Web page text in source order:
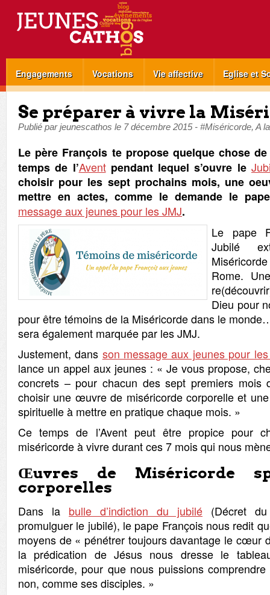
Engagements Vocations Vie affective Eglise et
Se préparer à vivre la
Publié parjeunescathos le 7 décembre 2015- #Miséricorde, A
Le père François te propose quelque chose
temps de l’Aventpendant lequel s’ouvre le
choisir pour les sept prochains mois, une
mettre en actes, comme le demande le
message aux jeunes pour les JMJ.
Le pape
Jubilé
Rome.
Dieu pour
pour être témoins de la Miséricorde dans le
sera également marquée par les JMJ.
Justement, dans son message aux jeunes pour
lance un appel aux jeunes : « Je vous propose,
concrets – pour chacun des sept premiers mois
choisir une œuvre de miséricorde corporelle et
spirituelle à mettre en pratique chaque mois. »
Ce temps de l’Avent peut être propice pour
miséricorde à vivre durant ces 7 mois qui nous
Œuvres de Miséricorde
corporelles
Dans la bulle d’indiction du jubilé (Décret
promulguer le jubilé), le pape François nous redit
moyens de « pénétrer toujours davantage le cœur
la prédication de Jésus nous dresse le
miséricorde, pour que nous puissions
non, comme ses disciples. »